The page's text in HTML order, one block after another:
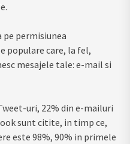
pe permisiunea
populare care, la fel,
mesajele tale: e-mail si
uri, 22% din e-mailuri
sunt citite, in timp ce,
este 98%, 90% in primele